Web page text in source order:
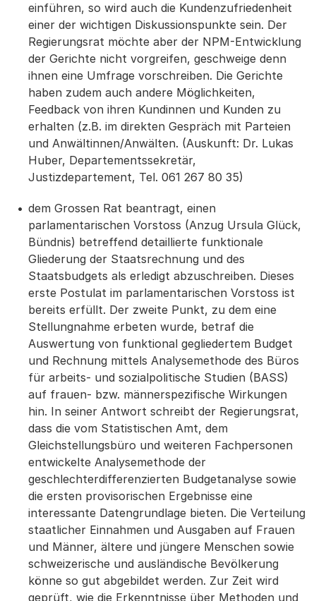
einführen, so wird auch die Kundenzufriedenheit
einer der wichtigen Diskussionspunkte sein. Der
Regierungsrat möchte aber der NPM-Entwicklung
der Gerichte nicht vorgreifen, geschweige denn
ihnen eine Umfrage vorschreiben. Die Gerichte
haben zudem auch andere Möglichkeiten,
Feedback von ihren Kundinnen und Kunden zu
erhalten (z.B. im direkten Gespräch mit Parteien
und Anwältinnen/Anwälten. (Auskunft: Dr. Lukas
Huber, Departementssekretär,
Justizdepartement, Tel. 061 267 80 35)
dem Grossen Rat beantragt, einen
parlamentarischen Vorstoss (Anzug Ursula Glück,
Bündnis) betreffend detaillierte funktionale
Gliederung der Staatsrechnung und des
Staatsbudgets als erledigt abzuschreiben. Dieses
erste Postulat im parlamentarischen Vorstoss ist
bereits erfüllt. Der zweite Punkt, zu dem eine
Stellungnahme erbeten wurde, betraf die
Auswertung von funktional gegliedertem Budget
und Rechnung mittels Analysemethode des Büros
für arbeits- und sozialpolitische Studien (BASS)
auf frauen- bzw. männerspezifische Wirkungen
hin. In seiner Antwort schreibt der Regierungsrat,
dass die vom Statistischen Amt, dem
Gleichstellungsbüro und weiteren Fachpersonen
entwickelte Analysemethode der
geschlechterdifferenzierten Budgetanalyse sowie
die ersten provisorischen Ergebnisse eine
interessante Datengrundlage bieten. Die Verteilung
staatlicher Einnahmen und Ausgaben auf Frauen
und Männer, ältere und jüngere Menschen sowie
schweizerische und ausländische Bevölkerung
könne so gut abgebildet werden. Zur Zeit wird
geprüft, wie die Erkenntnisse über Methoden und